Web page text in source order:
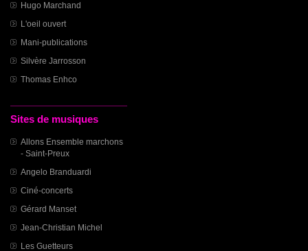
Hugo Marchand
L'oeil ouvert
Mani-publications
Silvère Jarrosson
Thomas Enhco
Sites de musiques
Allons Ensemble marchons
- Saint-Preux
Angelo Branduardi
Ciné-concerts
Gérard Manset
Jean-Christian Michel
Les Guetteurs